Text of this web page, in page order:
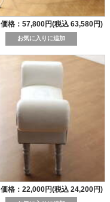
価格：57,800円(税込 63,580円)
価格：22,000円(税込 24,200円)